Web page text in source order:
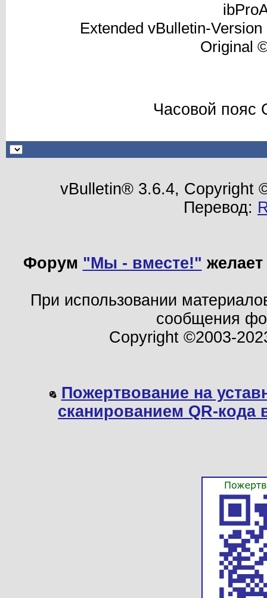
Extended vBulletin-
Original
Часовой пояс
vBulletin® 3.6.4, Copyright
Перевод:
Форум "Мы - вместе!"
При использовании
сообщения
Copyright ©2003-
Пожертвование на
сканированием QR-